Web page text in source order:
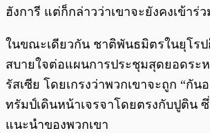
ฮังการี แต่ก็กล่าวว่าเขาจะยังคงเข้าร่
ในขณะเดียวกัน ชาติพันธมิตรในยุโร
สบายใจต่อแผนการประชุมสุดยอดระ
รัสเซีย โดยเกรงว่าพวกเขาจะถูก “กั
ทรัมป์เดินหน้าเจรจาโดยตรงกับปูติน
แนะนำของพวกเขา